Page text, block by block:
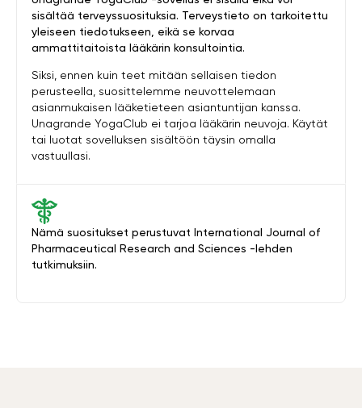
Nämä suositukset perustuvat International Journal of
Pharmaceutical Research and Sciences -lehden
tutkimuksiin.
sisältää terveyssuosituksia. Terveystieto on tarkoitettu
yleiseen tiedotukseen, eikä se korvaa
ammattitaitoista lääkärin konsultointia.
Siksi, ennen kuin teet mitään sellaisen tiedon
perusteella, suosittelemme neuvottelemaan
asianmukaisen lääketieteen asiantuntijan kanssa.
Unagrande YogaClub ei tarjoa lääkärin neuvoja. Käytät
tai luotat sovelluksen sisältöön täysin omalla
vastuullasi.